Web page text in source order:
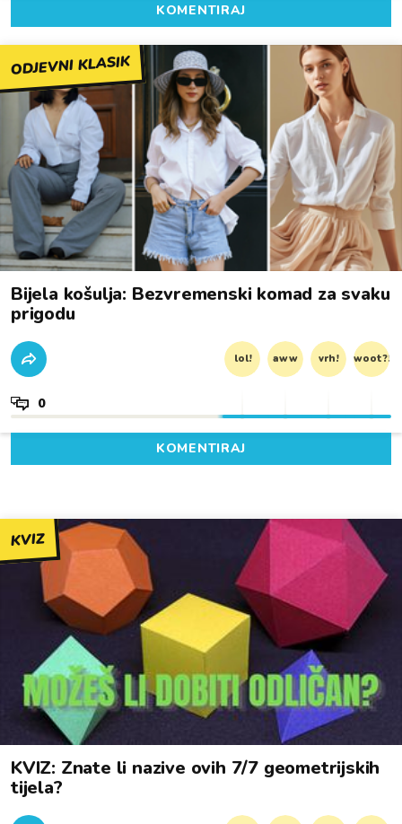
KOMENTIRAJ
ODJEVNI KLASIK
Bijela košulja: Bezvremenski komad za svaku
prigodu
lol! aww vrh! woot?!
0
KOMENTIRAJ
KVIZ
KVIZ: Znate li nazive ovih 7/7 geometrijskih
tijela?